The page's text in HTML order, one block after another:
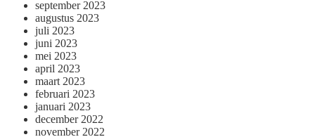
september 2023
augustus 2023
juli 2023
juni 2023
mei 2023
april 2023
maart 2023
februari 2023
januari 2023
december 2022
november 2022